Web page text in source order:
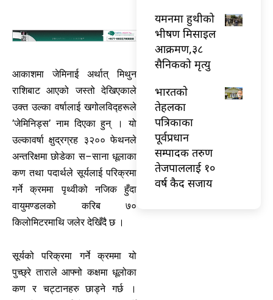
आकाशमा जेमिनाई अर्थात् मिथुन
राशिबाट आएको जस्तो देखिएकाले
उक्त उल्का वर्षालाई खगोलविद्हरूले
’जेमिनिड्स’ नाम दिएका हुन् । यो
उल्कावर्षा क्षुद्रग्रह ३२०० फेथनले
अन्तरिक्षमा छोडेका स–साना धूलाका
कण तथा पदार्थले सूर्यलाई परिक्रमा
गर्ने क्रममा पृथ्वीको नजिक हुँदा
वायुमण्डलको करिब ७०
किलोमिटरमाथि जलेर देखिँदै छ ।
सूर्यको परिक्रमा गर्ने क्रममा यो
पुच्छ्रे ताराले आफ्नो कक्षमा धूलोका
कण र चट्टानहरु छाड्ने गर्छ ।
यमनमा हुथीको
भीषण मिसाइल
आक्रमण,३८
सैनिकको मृत्यु
भारतकाे
तेहलका
पत्रिकाका
पूर्वप्रधान
सम्पादक तरुण
तेजपाललाई १०
वर्ष कैद सजाय